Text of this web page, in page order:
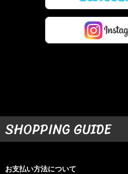
SHOPPING GUIDE
お支払い方法について